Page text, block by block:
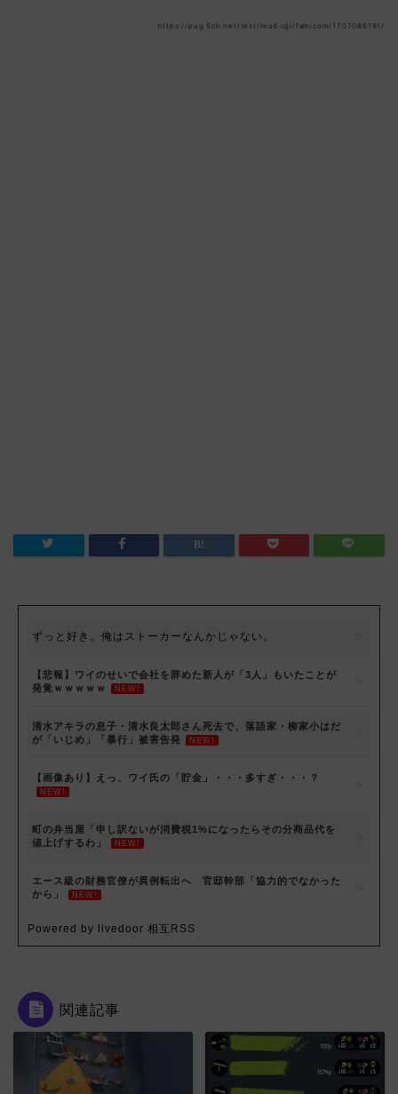
https://pug.5ch.net/test/read.cgi/famicom/1707086191/
ずっと好き。俺はストーカーなんかじゃない。
【悲報】ワイのせいで会社を辞めた新人が「3人」もいたことが
発覚ｗｗｗｗｗ
NEW!
清水アキラの息子・清水良太郎さん死去で、落語家・柳家小はだ
が「いじめ」「暴行」被害告発
NEW!
【画像あり】えっ、ワイ氏の「貯金」・・・多すぎ・・・？
NEW!
町の弁当屋「申し訳ないが消費税1%になったらその分商品代を
値上げするわ」
NEW!
エース級の財務官僚が異例転出へ 官邸幹部「協力的でなかった
から」
NEW!
Powered by livedoor 相互RSS
関連記事